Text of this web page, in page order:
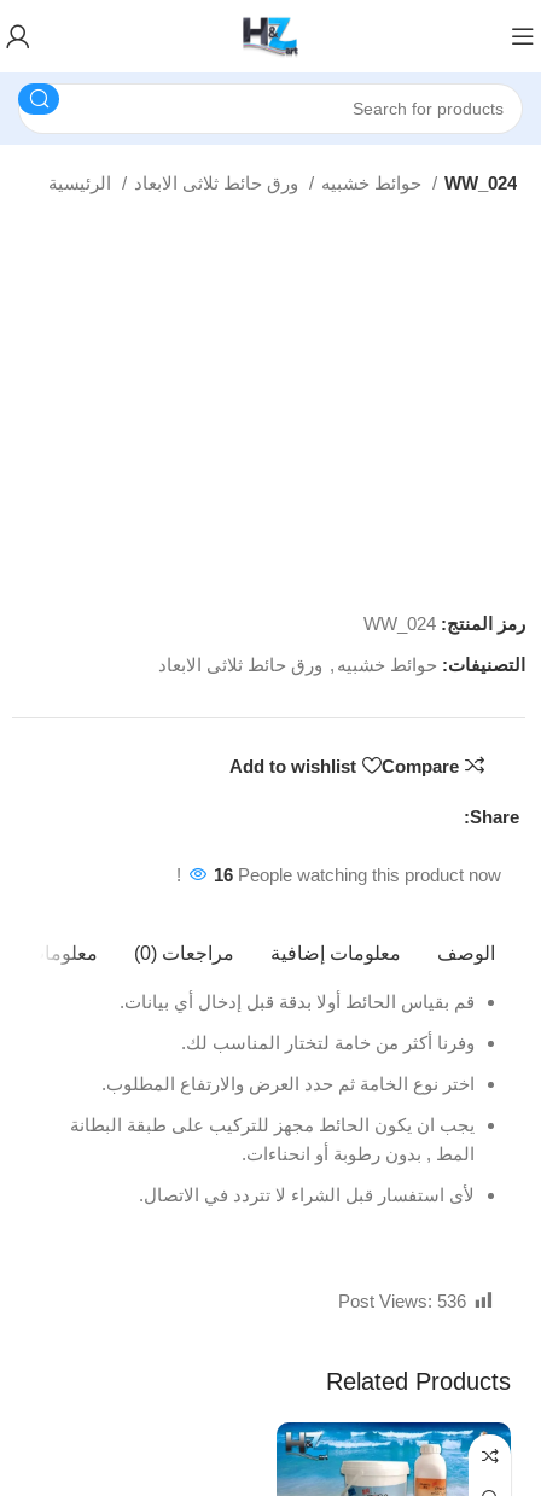
WW_024
رمز المنتج:WW_024
التصنيفات: حوائط خشبيه , ورق حائط ثلاثى الابعاد
Compare
Add to wishlist
Share:
16 People watching this product now!
الوصف معلومات إضافية مراجعات (0) معلومات
قم بقياس الحائط أولا بدقة قبل إدخال أي بيانات.
وفرنا أكثر من خامة لتختار المناسب لك.
اختر نوع الخامة ثم حدد العرض والارتفاع المطلوب.
يجب ان يكون الحائط مجهز للتركيب على طبقة البطانة
المط , بدون رطوبة أو انحناءات.
لأى استفسار قبل الشراء لا تتردد في الاتصال.
Post Views: 536
Related Products